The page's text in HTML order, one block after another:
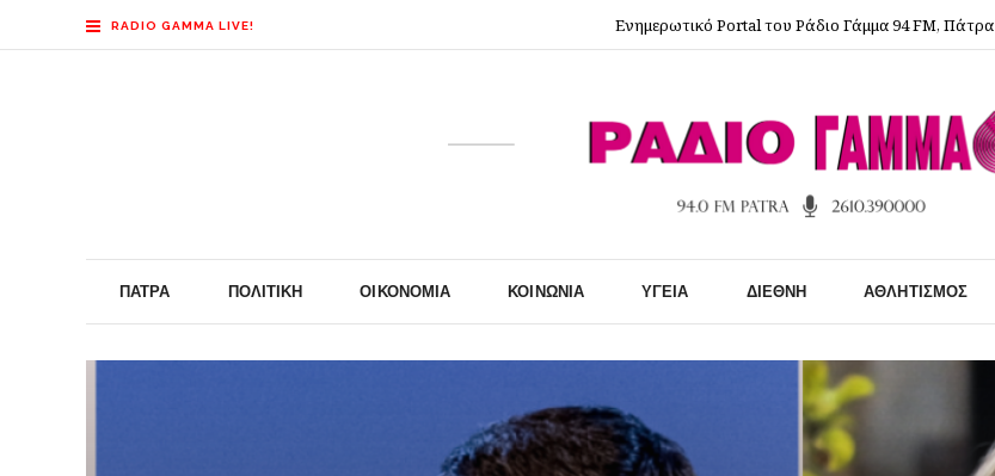
RADIO GAMMA LIVE! Ενημερωτικό Portal του Ράδιο Γάμμα 94 FM, Πάτρα
ΠΆΤΡΑ ΠΟΛΙΤΙΚΉ ΟΙΚΟΝΟΜΊΑ ΚΟΙΝΩΝΊΑ ΥΓΕΊΑ ΔΙΕΘΝΉ ΑΘΛΗΤΙΣΜΌΣ